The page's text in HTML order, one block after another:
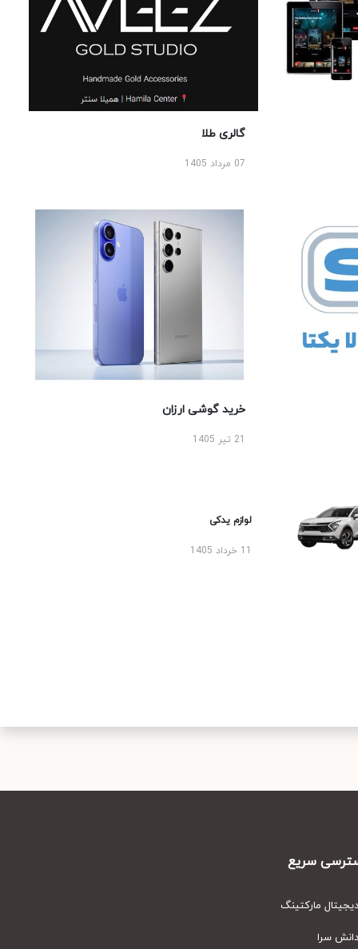
گالری طلا
07 مرداد 1405
خرید گوشی ارزان
لوازم یدکی
سریع
مارکتینگ
سرا